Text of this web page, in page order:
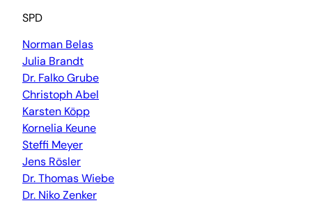
SPD
Norman Belas
Julia Brandt
Dr. Falko Grube
Christoph Abel
Karsten Köpp
Kornelia Keune
Steffi Meyer
Jens Rösler
Dr. Thomas Wiebe
Dr. Niko Zenker